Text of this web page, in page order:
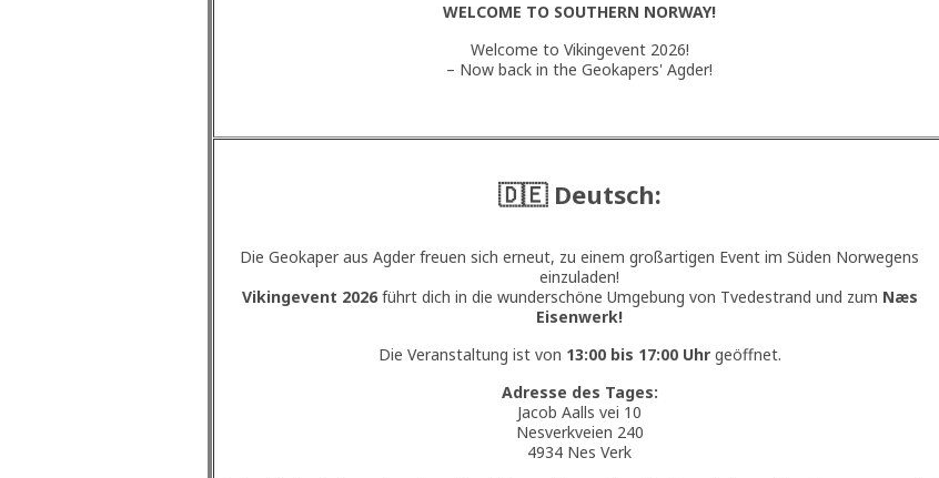
WELCOME TO SOUTHERN NORWAY!
Welcome to Vikingevent 2026!
– Now back in the Geokapers' Agder!
🇩🇪 Deutsch:
Die Geokaper aus Agder freuen sich erneut, zu einem großartigen Event im Süden Norwegens
einzuladen!
Vikingevent 2026führt dich in die wunderschöne Umgebung von Tvedestrand und zum Næs
Eisenwerk!
Die Veranstaltung ist von 13:00 bis 17:00 Uhrgeöffnet.
Adresse des Tages:
Jacob Aalls vei 10
Nesverkveien 240
4934 Nes Verk